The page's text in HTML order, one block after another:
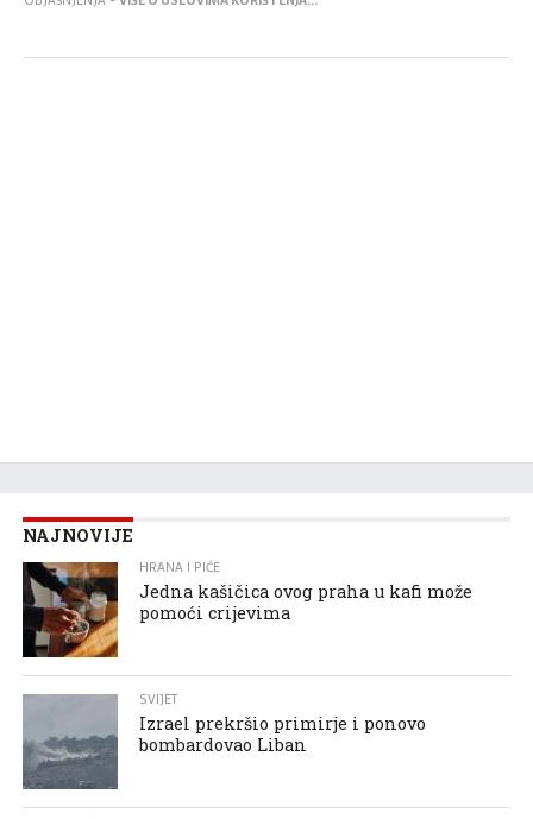
NAJNOVIJE
HRANA I PIĆE
Jedna kašičica ovog praha u kafi može
pomoći crijevima
SVIJET
Izrael prekršio primirje i ponovo
bombardovao Liban